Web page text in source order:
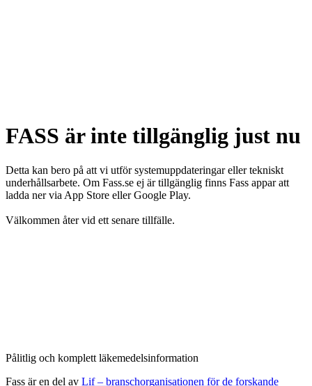
FASS är inte tillgänglig just nu
Detta kan bero på att vi utför systemuppdateringar eller tekniskt
underhållsarbete. Om Fass.se ej är tillgänglig finns Fass appar att
ladda ner via App Store eller Google Play.
Välkommen åter vid ett senare tillfälle.
Pålitlig och komplett läkemedelsinformation
Fass är en del av Lif – branschorganisationen för de forskande